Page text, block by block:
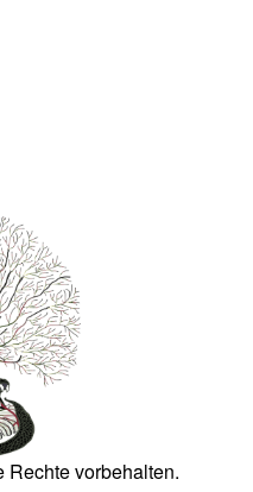
Rechte vorbehalten.